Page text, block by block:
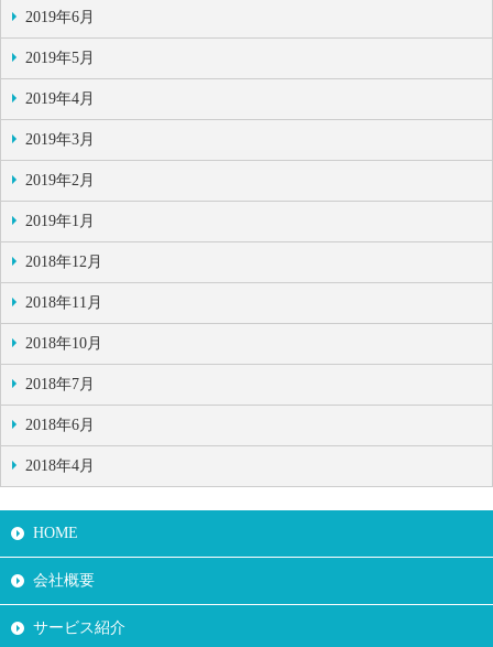
2019年6月
2019年5月
2019年4月
2019年3月
2019年2月
2019年1月
2018年12月
2018年11月
2018年10月
2018年7月
2018年6月
2018年4月
HOME
会社概要
サービス紹介